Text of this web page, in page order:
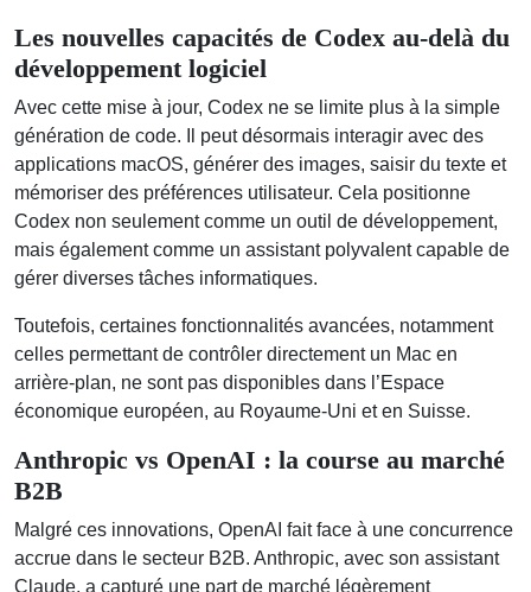
Les nouvelles capacités de Codex au-delà du
développement logiciel
Avec cette mise à jour, Codex ne se limite plus à la simple
génération de code. Il peut désormais interagir avec des
applications macOS, générer des images, saisir du texte et
mémoriser des préférences utilisateur. Cela positionne
Codex non seulement comme un outil de développement,
mais également comme un assistant polyvalent capable de
gérer diverses tâches informatiques.
Toutefois, certaines fonctionnalités avancées, notamment
celles permettant de contrôler directement un Mac en
arrière-plan, ne sont pas disponibles dans l’Espace
économique européen, au Royaume-Uni et en Suisse.
Anthropic vs OpenAI : la course au marché
B2B
Malgré ces innovations, OpenAI fait face à une concurrence
accrue dans le secteur B2B. Anthropic, avec son assistant
Claude, a capturé une part de marché légèrement